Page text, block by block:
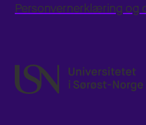
Personvernerklæring og